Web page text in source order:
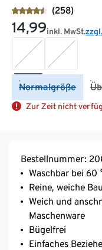
(258)
14,99inkl. MwSt.
Normalgröße
Zur Zeit nicht
Bestellnummer:
Waschbar bei 60
Reine, weiche
Weich und
Maschenware
Bügelfrei
Einfaches